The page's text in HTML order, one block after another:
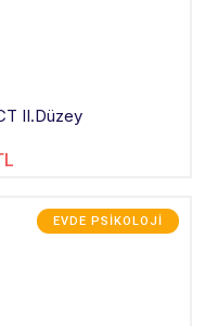
II.Düzey
EVDE PSIKOLOJI